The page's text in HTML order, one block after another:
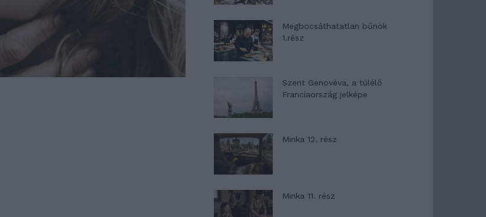
Megbocsáthatatlan bűnök
1.rész
Szent Genovéva, a túlélő
Franciaország jelképe
Minka 12. rész
Minka 11. rész